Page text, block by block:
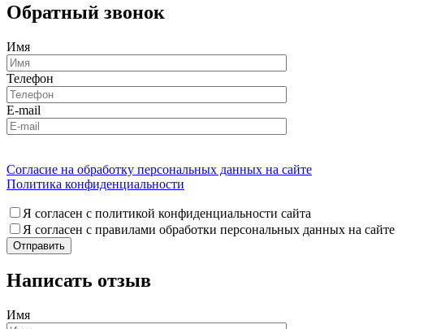
Обратный звонок
Имя
Телефон
E-mail
Согласие на обработку персональных данных на сайте
Политика конфиденциальности
Я согласен с политикой конфиденциальности сайта
Я согласен с правилами обработки персональных данных на сайте
Написать отзыв
Имя